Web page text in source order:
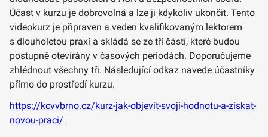
Účast v kurzu je dobrovolná a lze ji kdykoliv ukončit. Tento
videokurz je připraven a veden kvalifikovaným lektorem
s dlouholetou praxí a skládá se ze tří částí, které budou
postupně otevírány v časových periodách. Doporučujeme
zhlédnout všechny tři. Následující odkaz navede účastníky
přímo do prostředí kurzu.
https://kcvvbrno.cz/kurz-jak-objevit-svoji-hodnotu-a-ziskat-
novou-praci/